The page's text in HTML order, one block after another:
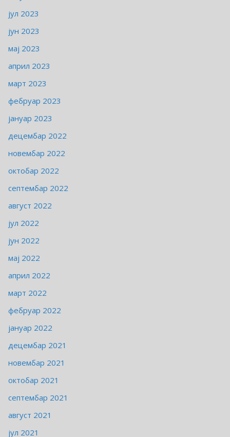
јул 2023
јун 2023
мај 2023
април 2023
март 2023
фебруар 2023
јануар 2023
децембар 2022
новембар 2022
октобар 2022
септембар 2022
август 2022
јул 2022
јун 2022
мај 2022
април 2022
март 2022
фебруар 2022
јануар 2022
децембар 2021
новембар 2021
октобар 2021
септембар 2021
август 2021
јул 2021